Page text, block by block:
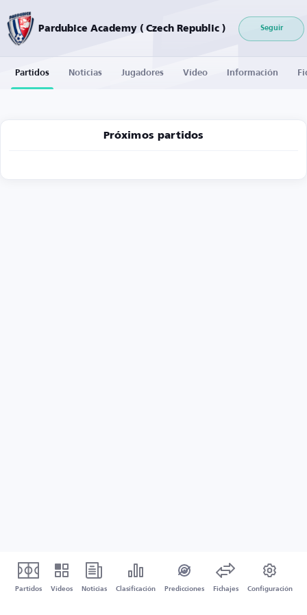
Pardubice Academy ( Czech Republic ) Seguir
Partidos Noticias Jugadores Vídeo Información
Próximos partidos
Partidos Vídeos Noticias Clasificación Predicciones Fichajes Configuración